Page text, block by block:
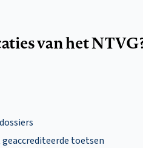
van het
toetsen